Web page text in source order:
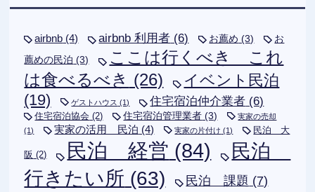
airbnb (4) airbnb 利用者 (6) お薦め (3)
お
薦めの民泊 (3)
ここは行くべき これ
は食べるべき (26)
イベント民泊
(19)
ゲストハウス (1) 住宅宿泊仲介業者 (6)
住宅宿泊協会 (2) 住宅宿泊管理業者 (3)
実家の売却
(1)
実家の活用 民泊 (4) 実家の片付け (1) 民泊 大
阪 (2) 民泊 経営 (84)
民泊
行きたい所 (63) 民泊 課題 (7)